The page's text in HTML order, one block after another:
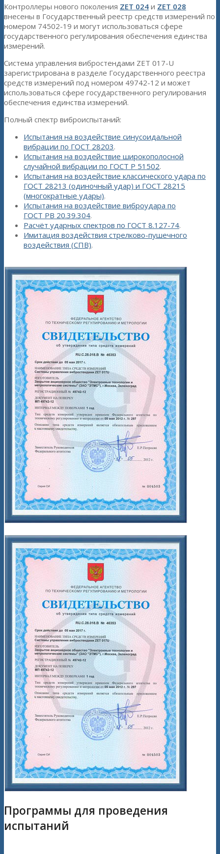
Контроллеры нового поколения ZET 024 и ZET 028
внесены в Государственный реестр средств измерений по
номером 74502-19 и могут использоваться сфере
государственного регулирования обеспечения единства
измерений.
Система управления вибростендами ZET 017-U
зарегистрирована в разделе Государственного реестра
средств измерений под номером 49742-12 и может
использоваться сфере государственного регулирования
обеспечения единства измерений.
Полный спектр виброиспытаний:
Испытания на воздействие синусоидальной
вибрации по ГОСТ 28203.
Испытания на воздействие широкополосной
случайной вибрации по ГОСТ Р 51502.
Испытания на воздействие классического удара по
ГОСТ 28213 (одиночный удар) и ГОСТ 28215
(многократные удары).
Испытания на воздействие виброудара по
ГОСТ РВ 20.39.304.
Расчёт ударных спектров по ГОСТ 8.127-74.
Имитация воздействия стрелково-пушечного
воздействия (СПВ).
Программы для проведения
испытаний